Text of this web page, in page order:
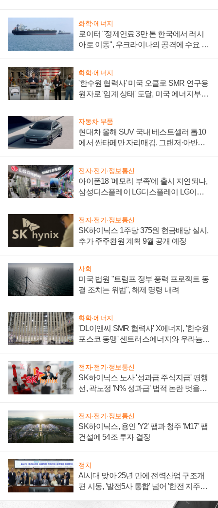
화학·에너지
로이터 "정제연료 3만 톤 한국에서 러시
아로 이동", 우크라이나의 공격에 수요 늘
화학·에너지
'한수원 협력사' 미국 오클로 SMR 연구용
원자로 '임계 상태' 도달, 미국 에너지부
자동차·부품
현대차 올해 SUV 국내 베스트셀러 톱10
에서 싼타페만 자리매김, 그랜저·아반떼
전자·전기·정보통신
아이폰18 '메모리 부족'에 출시 지연되나,
삼성디스플레이 LG디스플레이 LG이노
전자·전기·정보통신
SK하이닉스 1주당 375원 현금배당 실시,
추가 주주환원 계획 9월 공개 예정
사회
미국 법원 "트럼프 정부 풍력 프로젝트 동
결 조치는 위법", 해제 명령 내려
화학·에너지
'DL이앤씨 SMR 협력사' X에너지, '한수원
포스코 동맹' 센트러스에너지와 우라늄
전자·전기·정보통신
SK하이닉스 노사 '성과급 주식지급' 평행
선, 곽노정 'N% 성과급' 법적 논란 벗을지
전자·전기·정보통신
SK하이닉스, 용인 'Y2' 팹과 청주 'M17' 팹
건설에 54조 투자 결정
정치
AI시대 맞아 25년 만에 전력산업 구조개
편 시동, '발전5사 통합' 넘어 '한전 지주사'